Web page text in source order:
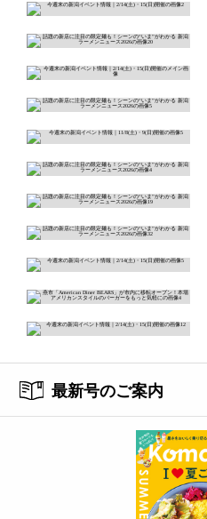
最新号のご案内